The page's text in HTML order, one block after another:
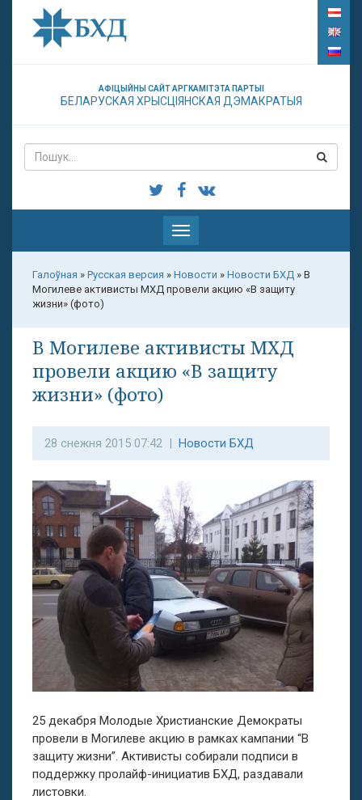
АФІЦЫЙНЫ САЙТ АРГКАМІТЭТА ПАРТЫІ
БЕЛАРУСКАЯ ХРЫСЦІЯНСКАЯ ДЭМАКРАТЫЯ
Паказаць
меню
Галоўная » Русская версия » Новости » Новости БХД » В
Могилеве активисты МХД провели акцию «В защиту
жизни» (фото)
В Могилеве активисты МХД
провели акцию «В защиту
жизни» (фото)
28 снежня 2015 07:42 | Новости БХД
25 декабря Молодые Христианские Демократы
провели в Могилеве акцию в рамках кампании “В
защиту жизни”. Активисты собирали подписи в
поддержку пролайф-инициатив БХД, раздавали
листовки.